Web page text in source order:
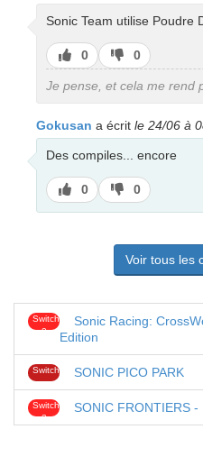
Sonic Team utilise Poudre
J’aime
0
J’aime
pas
0
Je pense, et cela me rend
Gokusan a écrit le 24/06 à
Des compiles... encore
J’aime
0
J’aime
pas
0
Voir tous les
Switch
2
Sonic Racing:
Edition
Switch SONIC PICO PARK
Switch
2
SONIC FRONTIERS -